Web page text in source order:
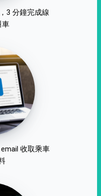
3 分鐘完成線
車
收取乘車